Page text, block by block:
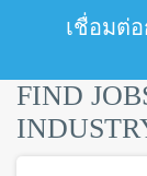
เชื่อมต่
FIND